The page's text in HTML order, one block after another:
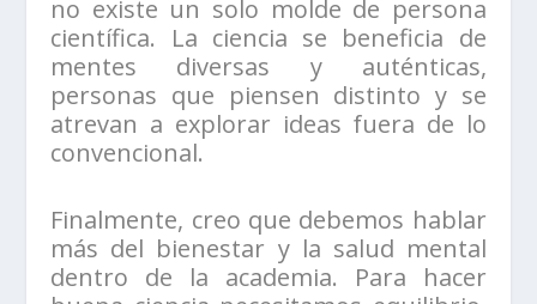
no existe un solo molde de persona
científica. La ciencia se beneficia de
mentes diversas y auténticas,
personas que piensen distinto y se
atrevan a explorar ideas fuera de lo
convencional.
Finalmente, creo que debemos hablar
más del bienestar y la salud mental
dentro de la academia. Para hacer